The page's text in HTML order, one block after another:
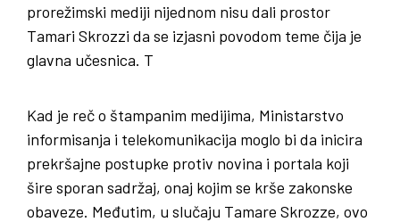
prorežimski mediji nijednom nisu dali prostor
Tamari Skrozzi da se izjasni povodom teme čija je
glavna učesnica. T
Kad je reč o štampanim medijima, Ministarstvo
informisanja i telekomunikacija moglo bi da inicira
prekršajne postupke protiv novina i portala koji
šire sporan sadržaj, onaj kojim se krše zakonske
obaveze. Međutim, u slučaju Tamare Skrozze, ovo